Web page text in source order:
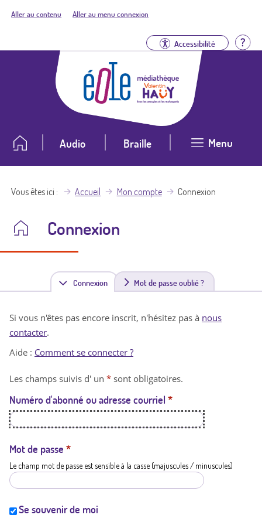
Aller au contenu Aller au menu connexion
Accessibilité
Audio Braille Menu
Vous êtes ici Accueil Mon compte Connexion
Connexion
Connexion(
n
t
a
t
i
Mot de passe oublié ?
Si vous n'êtes pas encore inscrit, n'hésitez pas à nous
contacter.
Aide : Comment se connecter ?
Les champs suivis d' un * sont obligatoires.
Numéro d'abonné ou adresse courriel *
Mot de passe *
Le champ mot de passe est sensible à la casse (majuscules / minuscules)
Se souvenir de moi